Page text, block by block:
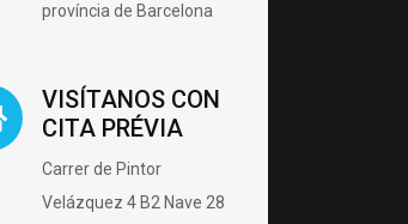
província de Barcelona
VISÍTANOS CON
CITA PRÉVIA
Carrer de Pintor
Velázquez 4 B2 Nave 28